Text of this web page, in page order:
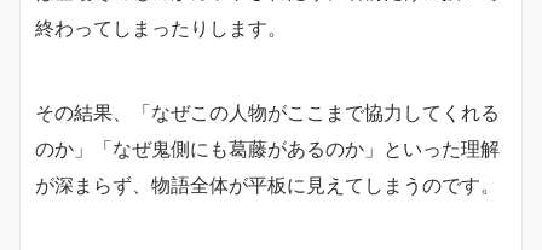
終わってしまったりします。
その結果、「なぜこの人物がここまで協力してくれる
のか」「なぜ鬼側にも葛藤があるのか」といった理解
が深まらず、物語全体が平板に見えてしまうのです。